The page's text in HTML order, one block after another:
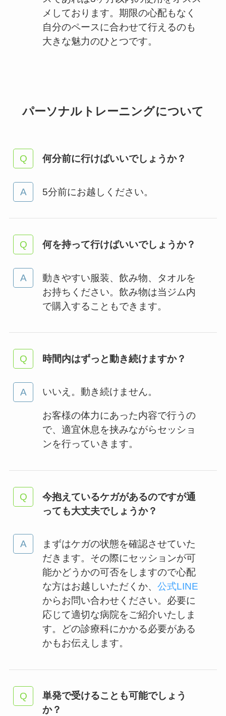
メしております。期限の心配もなく
自分のペースに合わせて行えるのも
大きな魅力のひとつです。
パーソナルトレーニングについて
何分前に行けばいいでしょうか？
5分前にお越しください。
何を持って行けばいいでしょうか？
動きやすい服装、飲み物、タオルを
お持ちください。飲み物は当ジム内
で購入することもできます。
時間内はずっと動き続けますか？
いいえ。動き続けません。
お客様の体力にあった内容で行うの
で、適宜休息を挟みながらセッショ
ンを行っていきます。
今抱えているケガがあるのですが通
っても大丈夫でしょうか？
まずはケガの状態を確認させていた
だきます。その際にセッションが可
能かどうかの可否をしますので心配
な方はお越しいただくか、 公式LINE
からお問い合わせください。必要に
応じて適切な病院をご紹介いたしま
す。どの診療科にかかる必要がある
かもお伝えします。
単発で受けることも可能でしょう
か？